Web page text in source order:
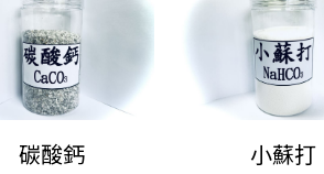
碳酸鈣 小蘇打